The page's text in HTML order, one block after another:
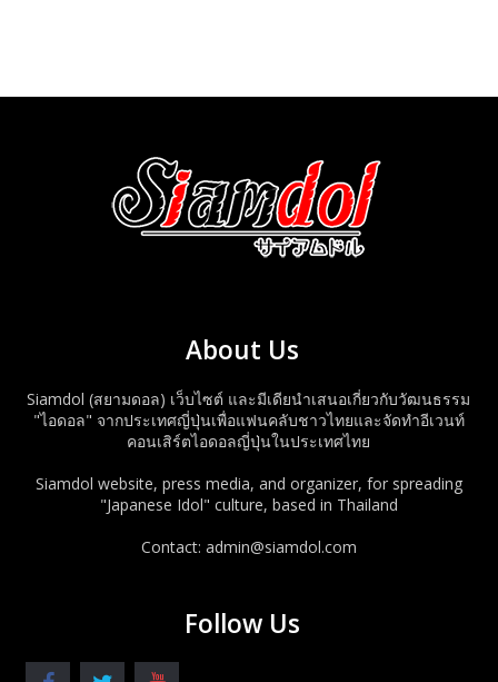
About Us
Siamdol (สยามดอล) เว็บไซต์ และมีเดียนำเสนอเกี่ยวกับวัฒนธรรม
"ไอดอล" จากประเทศญี่ปุ่นเพื่อแฟนคลับชาวไทยและจัดทำอีเวนท์
คอนเสิร์ตไอดอลญี่ปุ่นในประเทศไทย
Siamdol website, press media, and organizer, for spreading
"Japanese Idol" culture, based in Thailand
Contact: admin@siamdol.com
Follow Us